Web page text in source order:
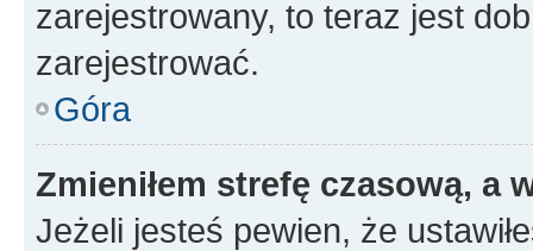
zarejestrowany, to teraz jest
zarejestrować.
Góra
Zmieniłem strefę czasową, a
Jeżeli jesteś pewien, że